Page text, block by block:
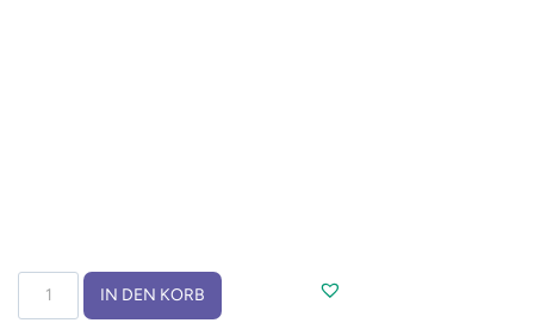
Fahrradspeichenkappen
IN DEN KORB